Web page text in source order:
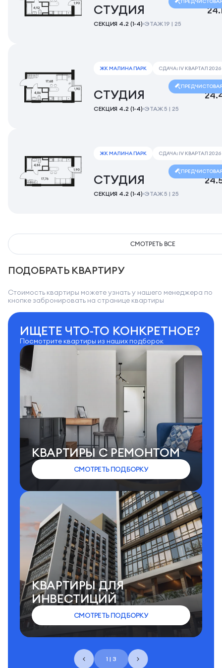
СМОТРЕТЬ ВСЕ
СТУДИЯ
СЕКЦИЯ 4.2 (1-4) ЭТАЖ 19 | 25
ЖК МАЛИНА ПАРК СДАЧА: IV КВАРТАЛ 2026
СТУДИЯ
СЕКЦИЯ 4.2 (1-4) ЭТАЖ 5 | 25
ЖК МАЛИНА ПАРК СДАЧА: IV КВАРТАЛ 2026
СТУДИЯ
СЕКЦИЯ 4.2 (1-4) ЭТАЖ 5 | 25
ПОДОБРАТЬ КВАРТИРУ
Стоимость квартиры можете узнать у нашего менеджера по
кнопке забронировать на странице квартиры
ИЩЕТЕ ЧТО-ТО КОНКРЕТНОЕ?
Посмотрите квартиры из наших подборок
1 | 3
КВАРТИРЫ C РЕМОНТОМ
СМОТРЕТЬ ПОДБОРКУ
КВАРТИРЫ ДЛЯ
ИНВЕСТИЦИЙ
СМОТРЕТЬ ПОДБОРКУ